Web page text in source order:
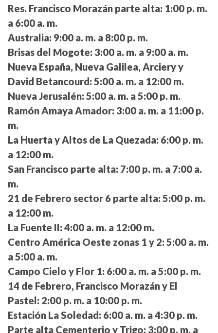
Res. Francisco Morazán parte alta: 1:00 p. m.
a 6:00 a. m.
Australia: 9:00 a. m. a 8:00 p. m.
Brisas del Mogote: 3:00 a. m. a 9:00 a. m.
Nueva España, Nueva Galilea, Arciery y
David Betancourd: 5:00 a. m. a 12:00 m.
Nueva Jerusalén: 5:00 a. m. a 5:00 p. m.
Ramón Amaya Amador: 3:00 a. m. a 11:00 p.
m.
La Huerta y Altos de La Quezada: 6:00 p. m.
a 12:00 m.
San Francisco parte alta: 7:00 p. m. a 7:00 a.
m.
21 de Febrero sector 6 parte alta: 5:00 p. m.
a 12:00 m.
La Fuente II: 4:00 a. m. a 12:00 m.
Centro América Oeste zonas 1 y 2: 5:00 a. m.
a 5:00 a. m.
Campo Cielo y Flor 1: 6:00 a. m. a 5:00 p. m.
14 de Febrero, Francisco Morazán y El
Pastel: 2:00 p. m. a 10:00 p. m.
Estación La Soledad: 6:00 a. m. a 4:30 p. m.
Parte alta Cementerio y Trigo: 3:00 p. m. a